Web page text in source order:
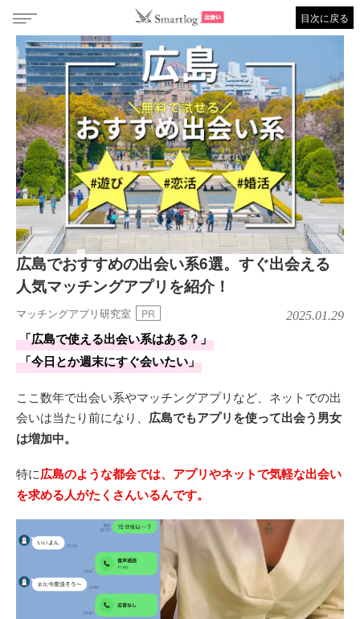
目次に戻る
広島でおすすめの出会い系6選。すぐ出会える
人気マッチングアプリを紹介！
マッチングアプリ研究室 PR 2025.01.29
「広島で使える出会い系はある？」
「今日とか週末にすぐ会いたい」
ここ数年で出会い系やマッチングアプリなど、ネットでの出
会いは当たり前になり、 広島でもアプリを使って出会う男女
は増加中。
特に広島のような都会では、アプリやネットで気軽な出会い
を求める人がたくさんいるんです。